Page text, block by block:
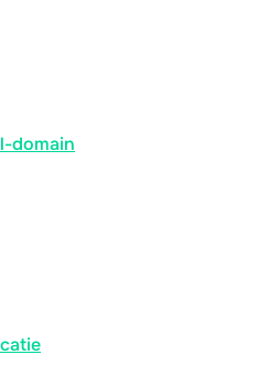
domain